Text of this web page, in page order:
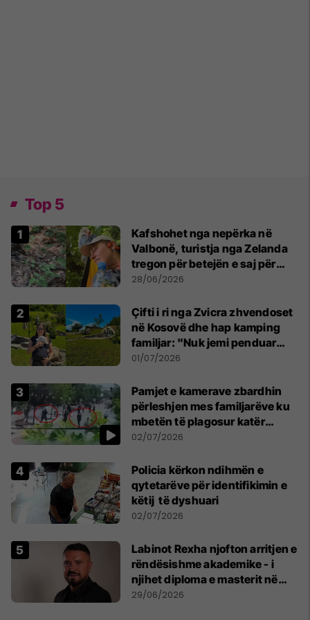
Top 5
Kafshohet nga nepërka në
Valbonë, turistja nga Zelanda
tregon për betejën e saj për
mbijetesë
28/06/2026
Çifti i ri nga Zvicra zhvendoset
në Kosovë dhe hap kamping
familjar: "Nuk jemi penduar
asnjë ditë"
01/07/2026
Pamjet e kamerave zbardhin
përleshjen mes familjarëve ku
mbetën të plagosur katër
persona
02/07/2026
Policia kërkon ndihmën e
qytetarëve për identifikimin e
këtij të dyshuari
02/07/2026
Labinot Rexha njofton arritjen e
rëndësishme akademike - i
njihet diploma e masterit në
Psikologji në Zvicër
29/06/2026